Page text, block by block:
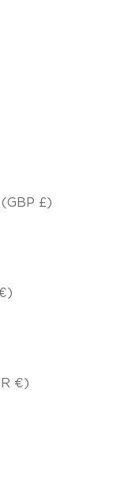
£)
€)